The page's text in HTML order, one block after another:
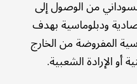
من الوصول إلى
ودبلوماسية بهدف
المفروضة من الخارج
الإرادة الشعبية.